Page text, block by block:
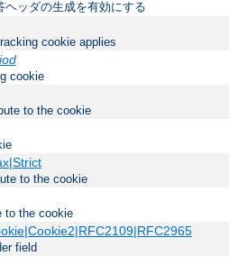
ヘッダの生成を有効にする
cookie applies
cookie
to the cookie
to the cookie
to the cookie
field